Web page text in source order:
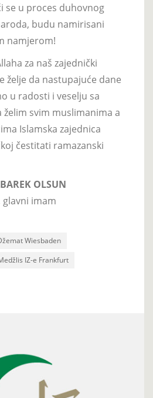
se u proces duhovnog
budu namirisani
namjerom!
za naš zajednički
želje da nastupajuće dane
u radosti i veselju sa
svim muslimanima a
Islamska zajednica
čestitati ramazanski
OLSUN
glavni imam
Wiesbaden
IZ-e Frankfurt